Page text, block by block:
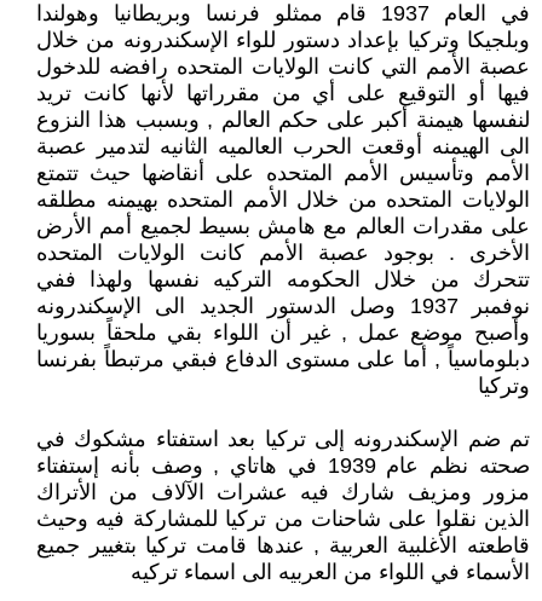
في العام 1937 قام ممثلو فرنسا وبريطانيا وهولندا
وبلجيكا وتركيا بإعداد دستور للواء الإسكندرونه من خلال
عصبة الأمم التي كانت الولايات المتحده رافضه للدخول
فيها أو التوقيع على أي من مقرراتها لأنها كانت تريد
لنفسها هيمنة أكبر على حكم العالم , وبسبب هذا النزوع
الى الهيمنه أوقعت الحرب العالميه الثانيه لتدمير عصبة
الأمم وتأسيس الأمم المتحده على أنقاضها حيث تتمتع
الولايات المتحده من خلال الأمم المتحده بهيمنه مطلقه
على مقدرات العالم مع هامش بسيط لجميع أمم الأرض
الأخرى . بوجود عصبة الأمم كانت الولايات المتحده
تتحرك من خلال الحكومه التركيه نفسها ولهذا ففي
نوفمبر 1937 وصل الدستور الجديد الى الإسكندرونه
وأصبح موضع عمل , غير أن اللواء بقي ملحقاً بسوريا
دبلوماسياً , أما على مستوى الدفاع فبقي مرتبطاً بفرنسا
وتركيا
تم ضم الإسكندرونه إلى تركيا بعد استفتاء مشكوك في
صحته نظم عام 1939 في هاتاي , وصف بأنه إستفتاء
مزور ومزيف شارك فيه عشرات الآلاف من الأتراك
الذين نقلوا على شاحنات من تركيا للمشاركة فيه وحيث
قاطعته الأغلبية العربية , عندها قامت تركيا بتغيير جميع
الأسماء في اللواء من العربيه الى اسماء تركيه